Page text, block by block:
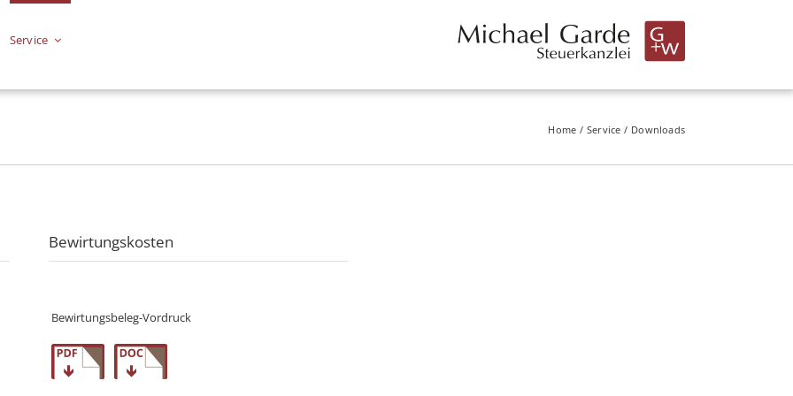
Ser­vice
Home Ser­vice Down­loads
Bewirtungskosten
Bewirtungsbeleg-Vordruck